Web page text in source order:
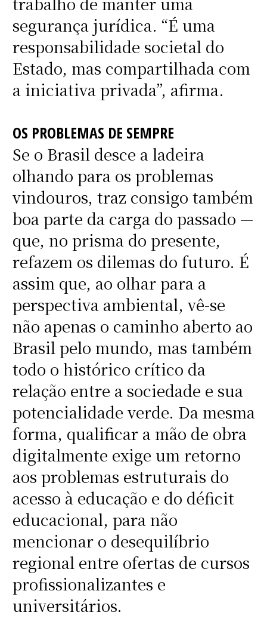
segurança jurídica. “É uma
responsabilidade societal do
Estado, mas compartilhada com
a iniciativa privada”, afirma.
OS PROBLEMAS DE SEMPRE
Se o Brasil desce a ladeira
olhando para os problemas
vindouros, traz consigo também
boa parte da carga do passado —
que, no prisma do presente,
refazem os dilemas do futuro. É
assim que, ao olhar para a
perspectiva ambiental, vê-se
não apenas o caminho aberto ao
Brasil pelo mundo, mas também
todo o histórico crítico da
relação entre a sociedade e sua
potencialidade verde. Da mesma
forma, qualificar a mão de obra
digitalmente exige um retorno
aos problemas estruturais do
acesso à educação e do déficit
educacional, para não
mencionar o desequilíbrio
regional entre ofertas de cursos
profissionalizantes e
universitários.